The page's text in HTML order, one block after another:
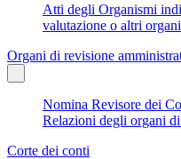
Atti degli Organismi
valutazione o altri
Organi di revisione
Nomina Revisore dei
Relazioni degli organi
Corte dei conti